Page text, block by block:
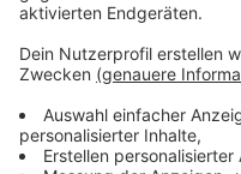
Anzeige
vorbeigegangen"
Anzeige